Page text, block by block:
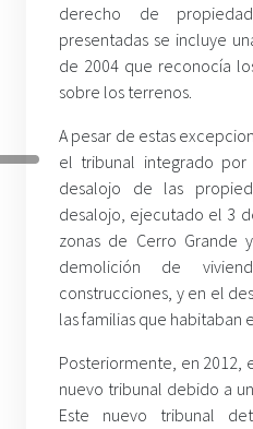
derecho de
presentadas se incluye
de 2004 que reconocía
sobre los terrenos.
A pesar de estas
el tribunal integrado
desalojo de las
desalojo, ejecutado el 3
zonas de Cerro Grande
demolición de
construcciones, y en el
las familias que habitaban
Posteriormente, en 2012,
nuevo tribunal debido a
Este nuevo tribunal